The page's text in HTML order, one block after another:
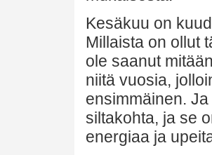
Kesäkuu on
Millaista on ollut
ole saanut
niitä vuosia,
ensimmäinen.
siltakohta, ja se
energiaa ja